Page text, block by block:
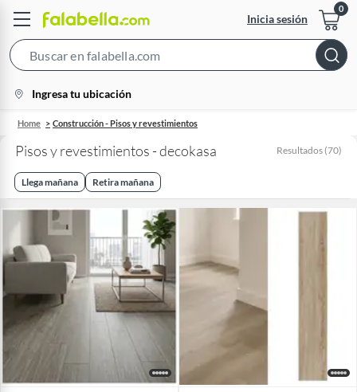
Inicia sesión
Bar
location-
icon
Ingresa tu ubicación
Home Construcción - Pisos y revestimientos
Pisos y revestimientos - decokasa Resultados (70)
Llega mañana Retira mañana